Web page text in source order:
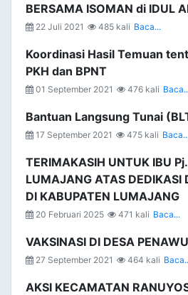
BERSAMA ISOMAN di IDUL
22 Juli 2021 485 kali Baca...
Koordinasi Hasil Temuan
PKH dan BPNT
01 September 2021 476 kali
Bantuan Langsung Tunai
17 September 2021 475 kali Baca...
TERIMAKASIH UNTUK IBU
LUMAJANG ATAS DEDIKASI
DI KABUPATEN LUMAJANG
20 Februari 2025 471 kali Baca...
VAKSINASI DI DESA
27 September 2021 464 kali
AKSI KECAMATAN